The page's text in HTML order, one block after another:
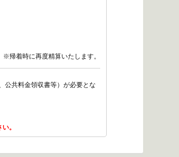
※帰着時に再度精算いたします。
公共料金領収書等）が必要とな
。